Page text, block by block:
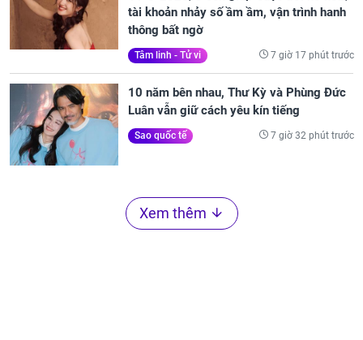
tài khoản nhảy số ầm ầm, vận trình hanh
thông bất ngờ
Tâm linh - Tử vi 7 giờ 17 phút trước
10 năm bên nhau, Thư Kỳ và Phùng Đức
Luân vẫn giữ cách yêu kín tiếng
Sao quốc tế 7 giờ 32 phút trước
Xem thêm